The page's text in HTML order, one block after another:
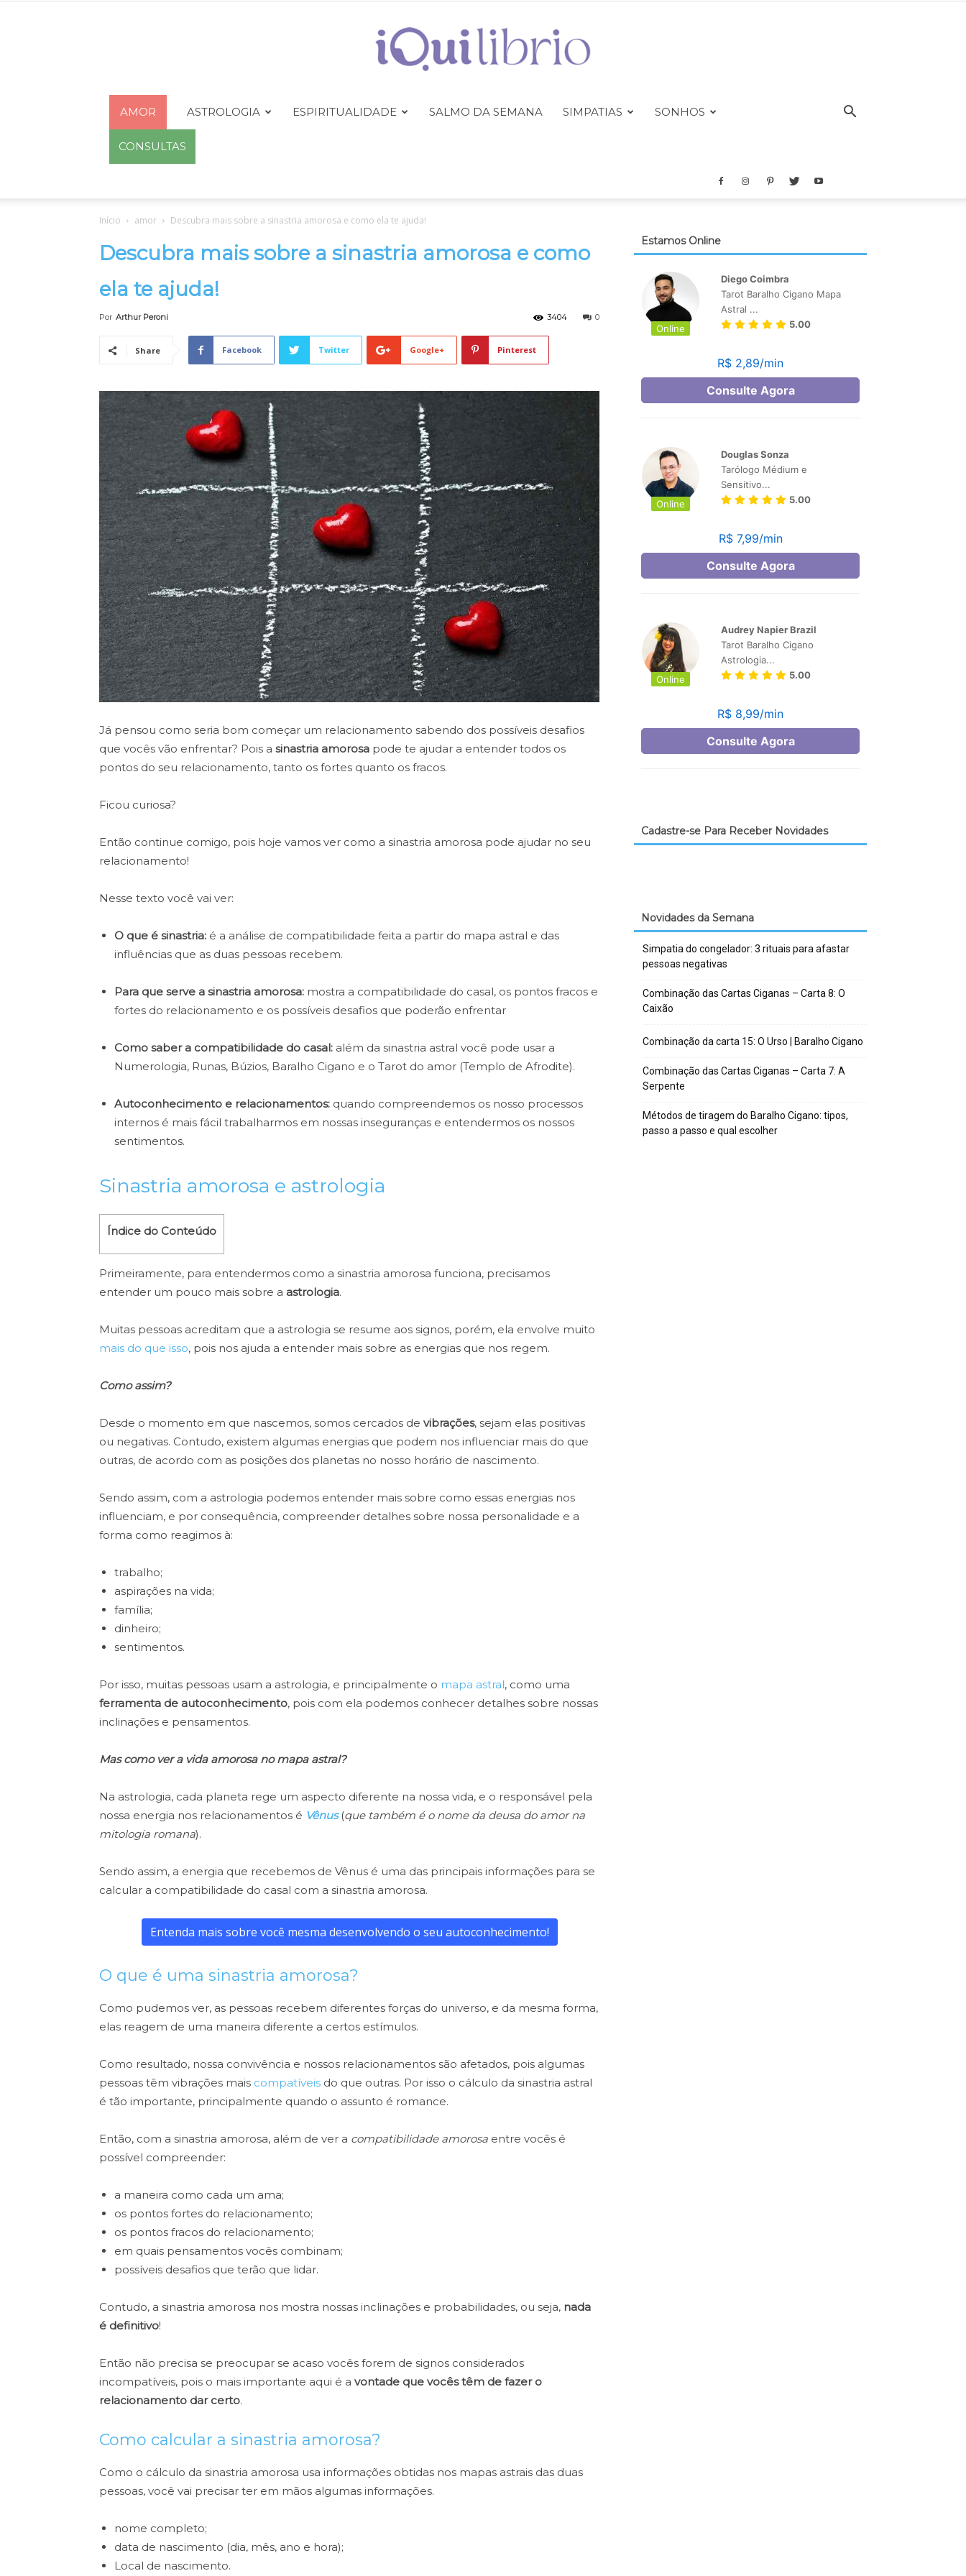
iQuilibrio
AMOR ASTROLOGIA ESPIRITUALIDADE SALMO DA SEMANA SIMPATIAS SONHOS
CONSULTAS
Início amor Descubra mais sobre a sinastria amorosa e como ela te ajuda!
Descubra mais sobre a sinastria amorosa e como
ela te ajuda!
Por Arthur Peroni 0
3404
Share Facebook Twitter Google+ Pinterest
Já pensou como seria bom começar um relacionamento sabendo dos possíveis desafios
que vocês vão enfrentar? Pois a sinastria amorosa pode te ajudar a entender todos os
pontos do seu relacionamento, tanto os fortes quanto os fracos.
Ficou curiosa?
Então continue comigo, pois hoje vamos ver como a sinastria amorosa pode ajudar no seu
relacionamento!
Nesse texto você vai ver:
O que é sinastria: é a análise de compatibilidade feita a partir do mapa astral e das
influências que as duas pessoas recebem.
Para que serve a sinastria amorosa: mostra a compatibilidade do casal, os pontos fracos e
fortes do relacionamento e os possíveis desafios que poderão enfrentar
Como saber a compatibilidade do casal: além da sinastria astral você pode usar a
Numerologia, Runas, Búzios, Baralho Cigano e o Tarot do amor (Templo de Afrodite).
Autoconhecimento e relacionamentos: quando compreendemos os nosso processos
internos é mais fácil trabalharmos em nossas inseguranças e entendermos os nossos
sentimentos.
Sinastria amorosa e astrologia
Índice do Conteúdo
Primeiramente, para entendermos como a sinastria amorosa funciona, precisamos
entender um pouco mais sobre a astrologia.
Muitas pessoas acreditam que a astrologia se resume aos signos, porém, ela envolve muito
mais do que isso, pois nos ajuda a entender mais sobre as energias que nos regem.
Como assim?
Desde o momento em que nascemos, somos cercados de vibrações, sejam elas positivas
ou negativas. Contudo, existem algumas energias que podem nos influenciar mais do que
outras, de acordo com as posições dos planetas no nosso horário de nascimento.
Sendo assim, com a astrologia podemos entender mais sobre como essas energias nos
influenciam, e por consequência, compreender detalhes sobre nossa personalidade e a
forma como reagimos à:
trabalho;
aspirações na vida;
família;
dinheiro;
sentimentos.
Por isso, muitas pessoas usam a astrologia, e principalmente o mapa astral, como uma
ferramenta de autoconhecimento, pois com ela podemos conhecer detalhes sobre nossas
inclinações e pensamentos.
Mas como ver a vida amorosa no mapa astral?
Na astrologia, cada planeta rege um aspecto diferente na nossa vida, e o responsável pela
nossa energia nos relacionamentos é Vênus (que também é o nome da deusa do amor na
mitologia romana).
Sendo assim, a energia que recebemos de Vênus é uma das principais informações para se
calcular a compatibilidade do casal com a sinastria amorosa.
Entenda mais sobre você mesma desenvolvendo o seu autoconhecimento!
O que é uma sinastria amorosa?
Como pudemos ver, as pessoas recebem diferentes forças do universo, e da mesma forma,
elas reagem de uma maneira diferente a certos estímulos.
Como resultado, nossa convivência e nossos relacionamentos são afetados, pois algumas
pessoas têm vibrações mais compatíveis do que outras. Por isso o cálculo da sinastria astral
é tão importante, principalmente quando o assunto é romance.
Então, com a sinastria amorosa, além de ver a compatibilidade amorosa entre vocês é
possível compreender:
a maneira como cada um ama;
os pontos fortes do relacionamento;
os pontos fracos do relacionamento;
em quais pensamentos vocês combinam;
possíveis desafios que terão que lidar.
Contudo, a sinastria amorosa nos mostra nossas inclinações e probabilidades, ou seja, nada
é definitivo!
Então não precisa se preocupar se acaso vocês forem de signos considerados
incompatíveis, pois o mais importante aqui é a vontade que vocês têm de fazer o
relacionamento dar certo.
Como calcular a sinastria amorosa?
Como o cálculo da sinastria amorosa usa informações obtidas nos mapas astrais das duas
pessoas, você vai precisar ter em mãos algumas informações.
nome completo;
data de nascimento (dia, mês, ano e hora);
Local de nascimento.
Estamos Online
Cadastre-se Para Receber Novidades
Novidades da Semana
Simpatia do congelador: 3 rituais para afastar
pessoas negativas
Combinação das Cartas Ciganas – Carta 8: O
Caixão
Combinação da carta 15: O Urso | Baralho Cigano
Combinação das Cartas Ciganas – Carta 7: A
Serpente
Métodos de tiragem do Baralho Cigano: tipos,
passo a passo e qual escolher